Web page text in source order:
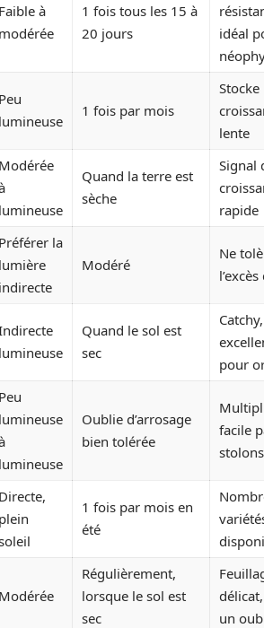
Faible à
modérée
1 fois tous les 15 à
20 jours
idéal
Peu
lumineuse
1 fois par mois
Stocke
lente
Modérée
lumineuse
Quand la terre est
sèche
Signal
rapide
Préférer la
lumière
indirecte
Modéré
Ne
l’excès
lumineuse
Quand le sol est
sec
Catchy,
pour
Peu
lumineuse
lumineuse
Oublie d’arrosage
bien tolérée
facile
stolons
Directe,
plein
1 fois par mois en
été
Modérée
Régulièrement,
lorsque le sol est
sec
un